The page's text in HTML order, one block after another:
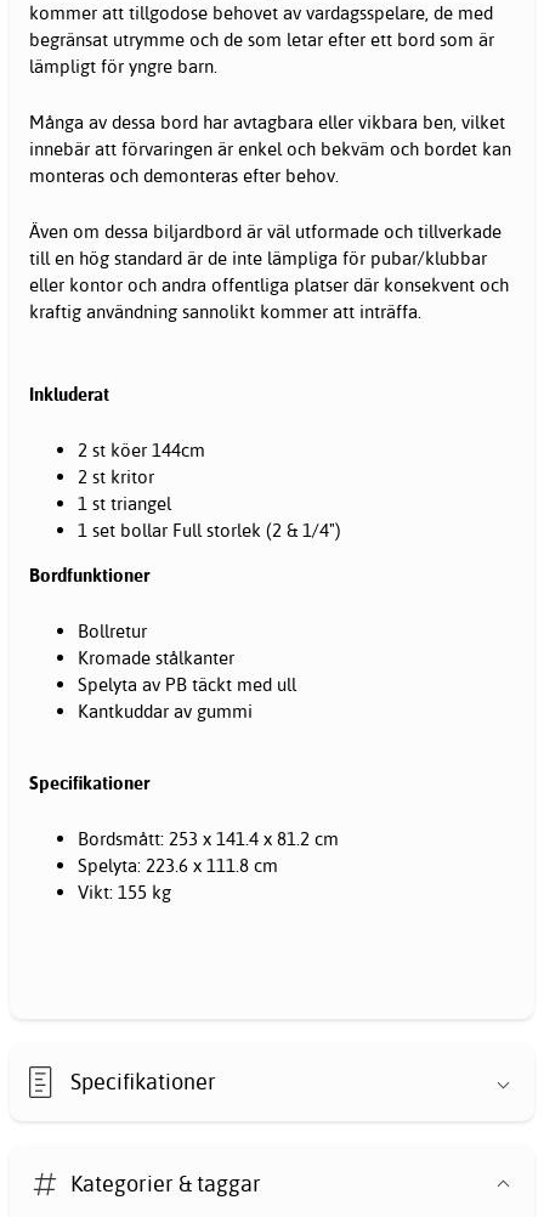
kommer att tillgodose behovet av vardagsspelare, de med
begränsat utrymme och de som letar efter ett bord som är
lämpligt för yngre barn.
Många av dessa bord har avtagbara eller vikbara ben, vilket
innebär att förvaringen är enkel och bekväm och bordet kan
monteras och demonteras efter behov.
Även om dessa biljardbord är väl utformade och tillverkade
till en hög standard är de inte lämpliga för pubar/klubbar
eller kontor och andra offentliga platser där konsekvent och
kraftig användning sannolikt kommer att inträffa.
Inkluderat
2 st köer 144cm
2 st kritor
1 st triangel
1 set bollar Full storlek (2 & 1/4")
Bordfunktioner
Bollretur
Kromade stålkanter
Spelyta av PB täckt med ull
Kantkuddar av gummi
Specifikationer
Bordsmått: 253 x 141.4 x 81.2 cm
Spelyta: 223.6 x 111.8 cm
Vikt: 155 kg
Specifikationer
Kategorier & taggar